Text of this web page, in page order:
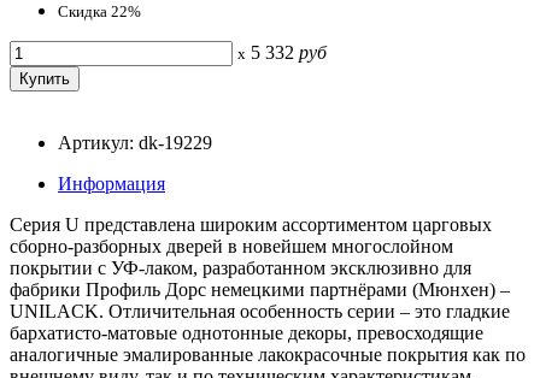
Скидка 22%
x 5 332 руб
Артикул: dk-19229
Информация
Серия U представлена широким ассортиментом царговых
сборно-разборных дверей в новейшем многослойном
покрытии с УФ-лаком, разработанном эксклюзивно для
фабрики Профиль Дорс немецкими партнёрами (Мюнхен) –
UNILACK. Отличительная особенность серии – это гладкие
бархатисто-матовые однотонные декоры, превосходящие
аналогичные эмалированные лакокрасочные покрытия как по